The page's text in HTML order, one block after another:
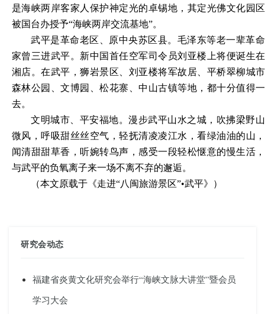
是海峡两岸客家人保护神定光的卓锡地，其定光佛文化园区
被国台办授予“海峡两岸交流基地”。
武平是革命老区、原中央苏区县。毛泽东等老一辈革命
家曾三进武平。新中国首任空军司令员刘亚楼上将便诞生在
湘店。在武平，狮岩景区、刘亚楼将军故居、平桥翠柳城市
森林公园、文博园、松花寨、中山古镇等地，都十分值得一
去。
文明城市、平安福地。漫步武平山水之城，吹拂梁野山
微风，呼吸甜丝丝空气，轻抚清凌凌江水，看绿油油的山，
闻清甜甜草香，听婉转鸟声，感受一段轻松惬意的慢生活，
与武平的负氧离子来一场不离不弃的邂逅。
（本文原载于《走进“八闽旅游景区”•武平》）
研究会动态
福建省炎黄文化研究会举行“海峡文脉大讲堂”暨会员
学习大会